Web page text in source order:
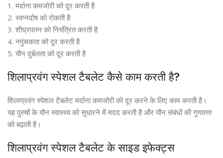
1. मर्दाना कमजोरी को दूर करती है
2. स्वप्नदोष को रोकती है
3. शीघ्रपतन को नियंत्रित करती है
4. नपुंसकता को दूर करती है
5. यौन दुर्बलता को दूर करती है
शिलाप्रवंग स्पेशल टैबलेट कैसे काम करती है?
शिलाप्रवंग स्पेशल टैबलेट मर्दाना कमजोरी को दूर करने के लिए काम करती है।
यह पुरुषों के यौन स्वास्थ्य को सुधारने में मदद करती है और यौन संबंधों की गुणवत्ता
को बढ़ाती है।
शिलाप्रवंग स्पेशल टैबलेट के साइड इफेक्ट्स